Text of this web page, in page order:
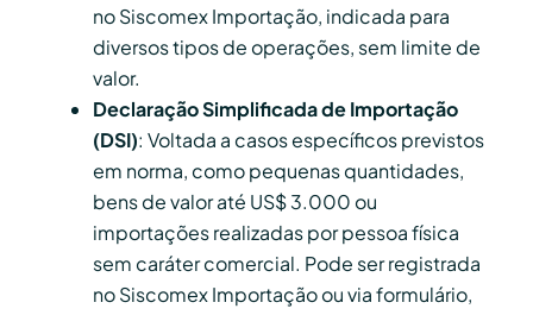
no Siscomex Importação, indicada para
diversos tipos de operações, sem limite de
valor.
Declaração Simplificada de Importação
(DSI): Voltada a casos específicos previstos
em norma, como pequenas quantidades,
bens de valor até US$ 3.000 ou
importações realizadas por pessoa física
sem caráter comercial. Pode ser registrada
no Siscomex Importação ou via formulário,